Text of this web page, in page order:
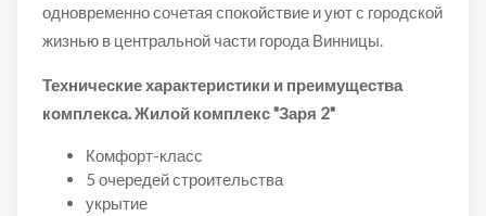
одновременно сочетая спокойствие и уют с городской
жизнью в центральной части города Винницы.
Технические характеристики и преимущества
комплекса. Жилой комплекс "Заря 2"
Комфорт-класс
5 очередей строительства
укрытие